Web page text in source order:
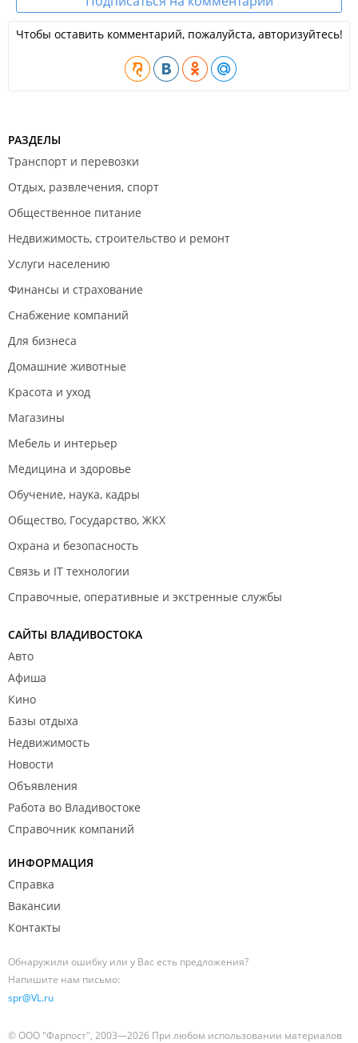
Чтобы оставить комментарий, пожалуйста, авторизуйтесь!
РАЗДЕЛЫ
Транспорт и перевозки
Отдых, развлечения, спорт
Общественное питание
Недвижимость, строительство и ремонт
Услуги населению
Финансы и страхование
Снабжение компаний
Для бизнеса
Домашние животные
Красота и уход
Магазины
Мебель и интерьер
Медицина и здоровье
Обучение, наука, кадры
Общество, Государство, ЖКХ
Охрана и безопасность
Связь и IT технологии
Справочные, оперативные и экстренные службы
САЙТЫ ВЛАДИВОСТОКА
Авто
Афиша
Кино
Базы отдыха
Недвижимость
Новости
Объявления
Работа во Владивостоке
Справочник компаний
ИНФОРМАЦИЯ
Справка
Вакансии
Контакты
Обнаружили ошибку или у Вас есть предложения?
Напишите нам письмо:
spr@VL.ru
© ООО "Фарпост", 2003—2026 При любом использовании материалов